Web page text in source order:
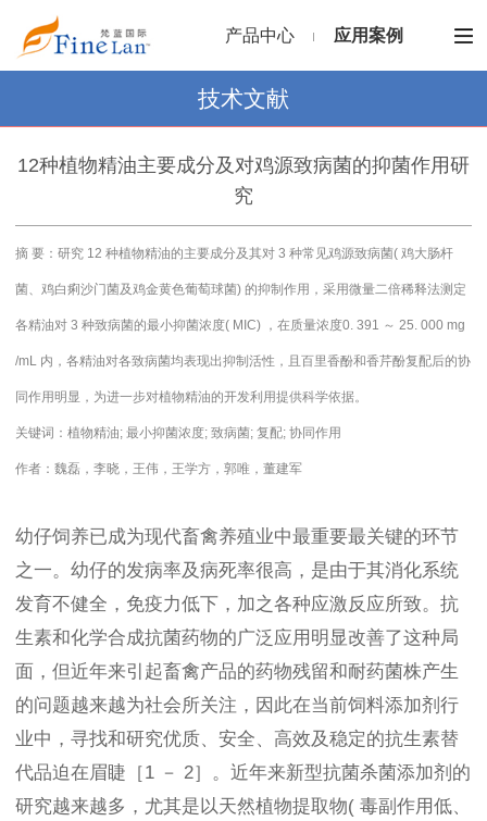
产品中心 应用案例
技术文献
12种植物精油主要成分及对鸡源致病菌的抑菌作用研
究
摘 要：研究 12 种植物精油的主要成分及其对 3 种常见鸡源致病菌( 鸡大肠杆
菌、鸡白痢沙门菌及鸡金黄色葡萄球菌) 的抑制作用，采用微量二倍稀释法测定
各精油对 3 种致病菌的最小抑菌浓度( MIC) ，在质量浓度0. 391 ～ 25. 000 mg
/mL 内，各精油对各致病菌均表现出抑制活性，且百里香酚和香芹酚复配后的协
同作用明显，为进一步对植物精油的开发利用提供科学依据。
关键词：植物精油; 最小抑菌浓度; 致病菌; 复配; 协同作用
作者：魏磊，李晓，王伟，王学方，郭唯，董建军
幼仔饲养已成为现代畜禽养殖业中最重要最关键的环节
之一。幼仔的发病率及病死率很高，是由于其消化系统
发育不健全，免疫力低下，加之各种应激反应所致。抗
生素和化学合成抗菌药物的广泛应用明显改善了这种局
面，但近年来引起畜禽产品的药物残留和耐药菌株产生
的问题越来越为社会所关注，因此在当前饲料添加剂行
业中，寻找和研究优质、安全、高效及稳定的抗生素替
代品迫在眉睫［1 － 2］。近年来新型抗菌杀菌添加剂的
研究越来越多，尤其是以天然植物提取物( 毒副作用低、